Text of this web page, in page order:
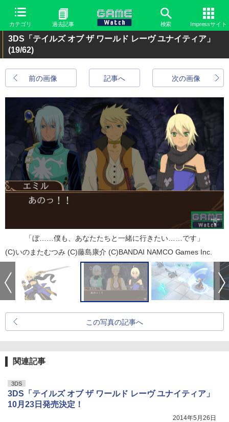
カテゴリ 過去記事 検索 Impressサイト
3DS「テイルズ オブ ザ ワールド レーヴ ユナイティア」
(19/62)
前の画像 次の画像
記事へ
「ぼ……僕も、あなたたちと一緒に行きたい……です」
(C)いのまたむつみ (C)藤島康介 (C)BANDAI NAMCO Games Inc.
この写真の記事へ
関連記事
3DS
3DS「テイルズ オブ ザ ワールド レーヴ ユナイティア」
10月23日発売決定！
2014年5月26日